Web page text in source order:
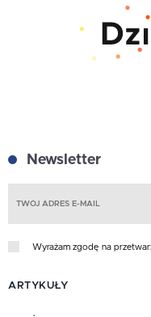
Newsletter
Wyrażam zgodę na
ARTYKUŁY